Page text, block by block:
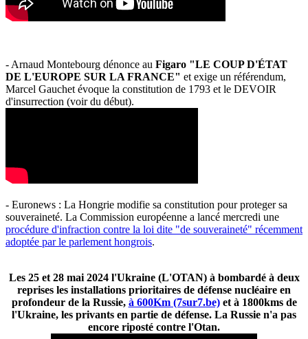
- Arnaud Montebourg dénonce au Figaro "LE COUP D'ÉTAT
DE L'EUROPE SUR LA FRANCE" et exige un référendum,
Marcel Gauchet évoque la constitution de 1793 et le DEVOIR
d'insurrection (voir du début).
- Euronews : La Hongrie modifie sa constitution pour proteger sa
souveraineté. La Commission européenne a lancé mercredi une
procédure d'infraction contre la loi dite "de souveraineté" récemment
adoptée par le parlement hongrois.
Les 25 et 28 mai 2024 l'Ukraine (L'OTAN) à bombardé à deux
reprises les installations prioritaires de défense nucléaire en
profondeur de la Russie, à 600Km (7sur7.be)et à 1800kms de
l'Ukraine, les privants en partie de défense. La Russie n'a pas
encore riposté contre l'Otan.